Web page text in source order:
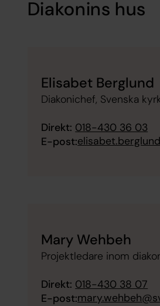
Diakonins hus
Elisabet Berglund
Diakonichef, Svenska
Direkt: 018-430 36 03
E-post:
Mary Wehbeh
Projektledare inom
Direkt: 018-430 38 07
E-post: